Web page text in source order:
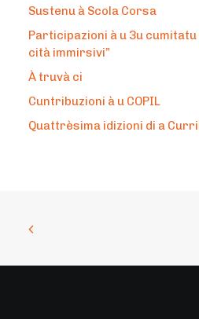
Sustenu à Scola Corsa
Participazioni à u 3u cumitatu
cità immirsivi”
À truvà ci
Cuntribuzioni à u COPIL
Quattrèsima idizioni di a